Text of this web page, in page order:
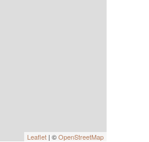
Leaflet | ©OpenStreetMap